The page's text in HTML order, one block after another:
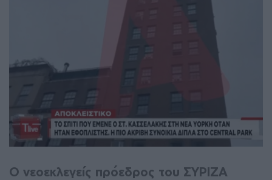
Ο νεοεκλεγείς πρόεδρος του ΣΥΡΙΖΑ